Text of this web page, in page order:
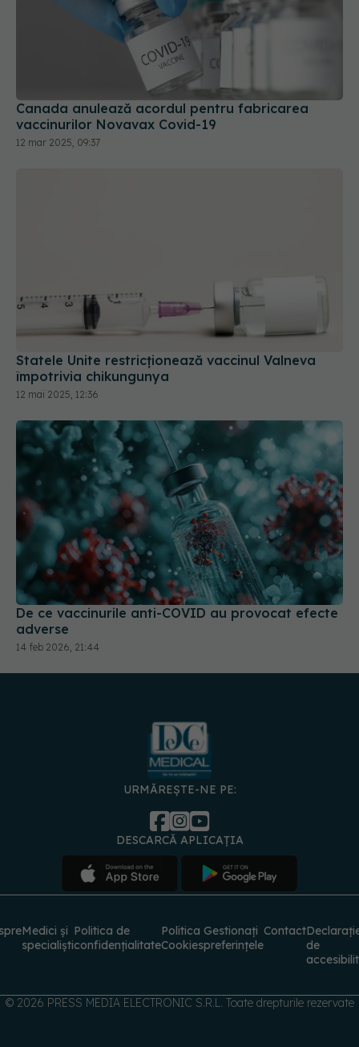
Canada anulează acordul pentru fabricarea
vaccinurilor Novavax Covid-19
12 mar 2025, 09:37
Statele Unite restricţionează vaccinul Valneva
împotrivia chikungunya
12 mai 2025, 12:36
De ce vaccinurile anti-COVID au provocat efecte
adverse
14 feb 2026, 21:44
URMĂREȘTE-NE PE:
DESCARCĂ APLICAȚIA
Medici și
specialiști
Politica de
confidențialitate
Politica
Cookies
Gestionați
preferințele
Contact
de
© 2026 PRESS MEDIA ELECTRONIC S.R.L. Toate drepturile rezervate